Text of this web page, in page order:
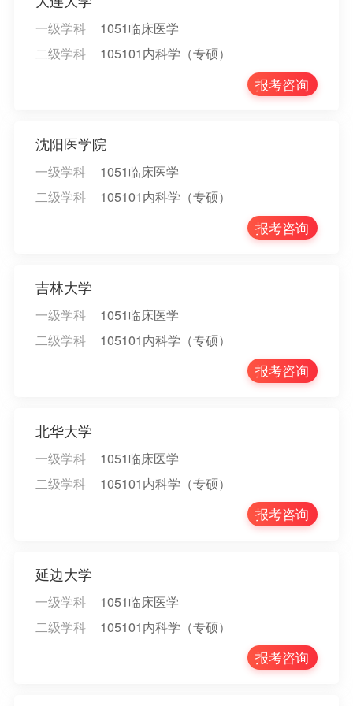
一级学科
1051临床医学
二级学科
105101内科学（专硕）
报考咨询
沈阳医学院
一级学科
1051临床医学
二级学科
105101内科学（专硕）
报考咨询
吉林大学
一级学科
1051临床医学
二级学科
105101内科学（专硕）
报考咨询
北华大学
一级学科
1051临床医学
二级学科
105101内科学（专硕）
报考咨询
延边大学
一级学科
1051临床医学
二级学科
105101内科学（专硕）
报考咨询